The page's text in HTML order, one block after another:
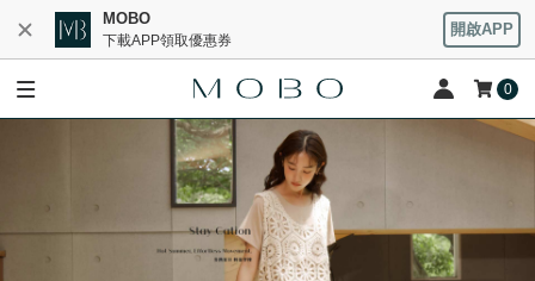
MOBO
下載APP領取優惠券
開啟APP
0